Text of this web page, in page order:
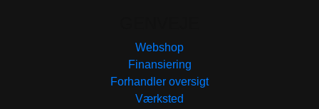
Webshop
Finansiering
Forhandler oversigt
Værksted